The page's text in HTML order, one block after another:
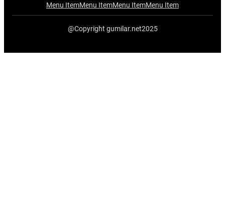
Menu ItemMenu ItemMenu ItemMenu Item
@Copyright gumilar.net2025